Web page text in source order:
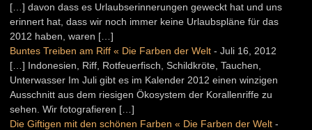
[…] davon dass es Urlaubserinnerungen geweckt hat und uns
erinnert hat, dass wir noch immer keine Urlaubspläne für das
2012 haben, waren […]
Buntes Treiben am Riff « Die Farben der Welt - Juli 16, 2012
[…] Indonesien, Riff, Rotfeuerfisch, Schildkröte, Tauchen,
Unterwasser Im Juli gibt es im Kalender 2012 einen winzigen
Ausschnitt aus dem riesigen Ökosystem der Korallenriffe zu
sehen. Wir fotografieren […]
Die Giftigen mit den schönen Farben « Die Farben der Welt -